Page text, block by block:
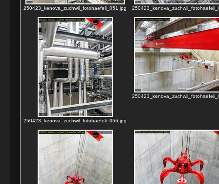
250423_kenova_zuchwil_fotohaefeli_051.jpg
250423_kenova_zuchwil_fotohaefeli_056.jpg